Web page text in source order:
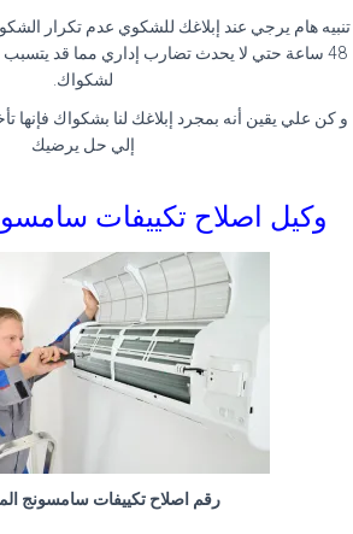
تنبيه هام يرجي عند إبلاغك للشكوي عدم تكرار
48 ساعة حتي لا يحدث تضارب إداري مما قد
لشكواك.
و كن علي يقين أنه بمجرد إبلاغك لنا بشكواك فإنها
إلي حل يرضيك
وكيل اصلاح تكييفات
رقم اصلاح تكييفات سامسونج